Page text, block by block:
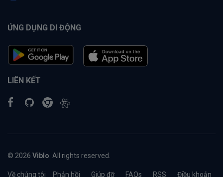
ỨNG DỤNG DI ĐỘNG
LIÊN KẾT
© 2026 Viblo . All rights reserved.
Về chúng tôi Phản hồi Giúp đỡ FAQs RSS Điều khoản